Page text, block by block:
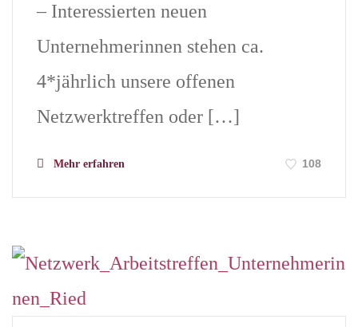
– Interessierten neuen
Unternehmerinnen stehen ca.
4*jährlich unsere offenen
Netzwerktreffen oder […]
Mehr erfahren 108